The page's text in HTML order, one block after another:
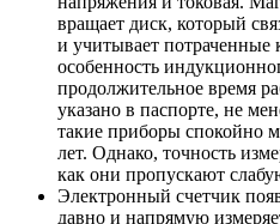
вращает диск, который
и учитывает потраченные
особенность
продолжительное время
указано в паспорте, не
такие приборы спокойно
лет. Однако, точность
как они пропускают
Электронный счетчик
давно и напрямую